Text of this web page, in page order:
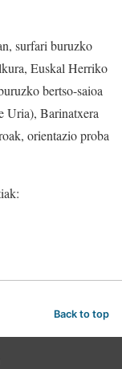
surfari buruzko
Euskal Herriko
bertso-saioa
Uria), Barinatxera
orientazio proba
Back to top